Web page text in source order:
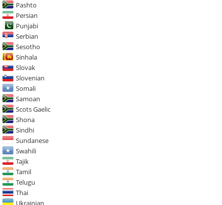
Pashto
Persian
Punjabi
Serbian
Sesotho
Sinhala
Slovak
Slovenian
Somali
Samoan
Scots Gaelic
Shona
Sindhi
Sundanese
Swahili
Tajik
Tamil
Telugu
Thai
Ukrainian